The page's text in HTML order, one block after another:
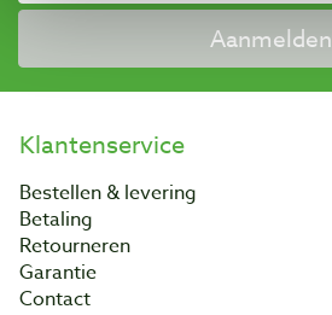
Aanmelden
Klantenservice
Bestellen & levering
Betaling
Retourneren
Garantie
Contact